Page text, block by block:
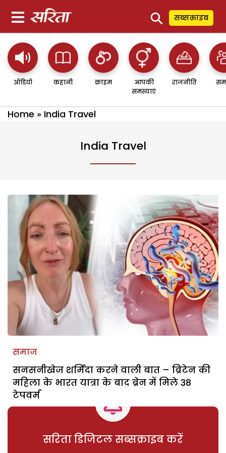
⚲ सब्सक्राइब
ऑडियो कहानी क्राइम
आपकी
समस्याएं
राजनीति
Home » India Travel
India Travel
समाज
सनसनीखेज शर्मिंदा करने वाली बात – ब्रिटेन की
महिला के भारत यात्रा के बाद ब्रेन में मिले 38
टेपवर्म
सरिता डिजिटल सब्सक्राइब करें